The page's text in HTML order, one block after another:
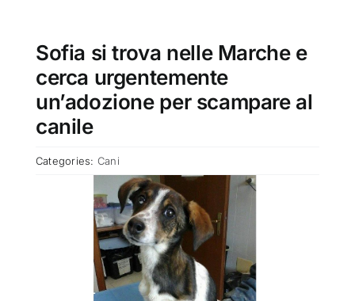
SMARRITI O DA ADOTTARE
Sofia si trova nelle Marche e
cerca urgentemente
un’adozione per scampare al
canile
Categories: Cani